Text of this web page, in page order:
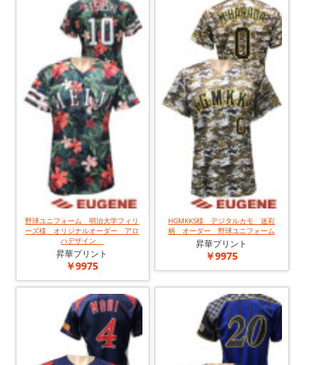
野球ユニフォーム 明治大学フィリ
ーズ様 オリジナルオーダー アロ
ハデザイン
昇華プリント
￥9975
HGMKKS様 デジタルカモ 迷彩
柄 オーダー 野球ユニフォーム
昇華プリント
￥9975